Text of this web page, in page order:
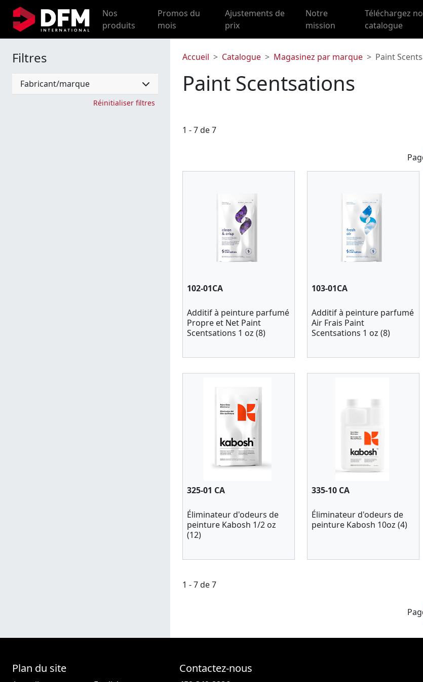
Nos
produits
Promos du
mois
Ajustements de
prix
Notre
mission
Téléchargez
catalogue
Filtres
Fabricant/marque
Réinitialiser filtres
Accueil Catalogue Magasinez par marque Paint
Paint Scentsations
1 - 7 de 7
102-01CA
Additif à peinture parfumé
Propre et Net Paint
Scentsations 1 oz (8)
103-01CA
Additif à peinture parfumé
Air Frais Paint
Scentsations 1 oz (8)
325-01 CA
Éliminateur d'odeurs de
peinture Kabosh 1/2 oz
(12)
335-10 CA
Éliminateur d'odeurs de
peinture Kabosh 10oz (4)
1 - 7 de 7
Plan du site Contactez-nous